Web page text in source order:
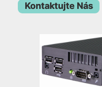
Kontaktujte Nás